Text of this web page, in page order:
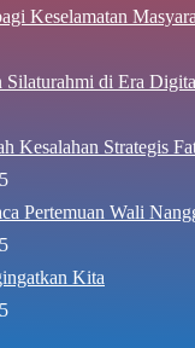
Keselamatan
Silaturahmi di Era
Kesalahan Strategis
Pertemuan Wali
Kita